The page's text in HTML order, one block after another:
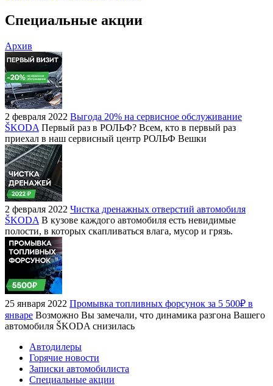
Специальные акции
Архив
2 февраля 2022 Выгода 20% на сервисное обслуживание
ŠKODA Первый раз в РОЛЬФ? Всем, кто в первый раз
приехал в наш сервисный центр РОЛЬФ Вешки
2 февраля 2022 Чистка дренажных отверстий автомобиля
ŠKODA В кузове каждого автомобиля есть невидимые
полости, в которых скапливаться влага, мусор и грязь.
25 января 2022 Промывка топливных форсунок за 5 500₽ в
январе Возможно Вы замечали, что динамика разгона Вашего
автомобиля ŠKODA снизилась
Автодилеры
Горячие новости
Записки автомобилиста
Специальные акции